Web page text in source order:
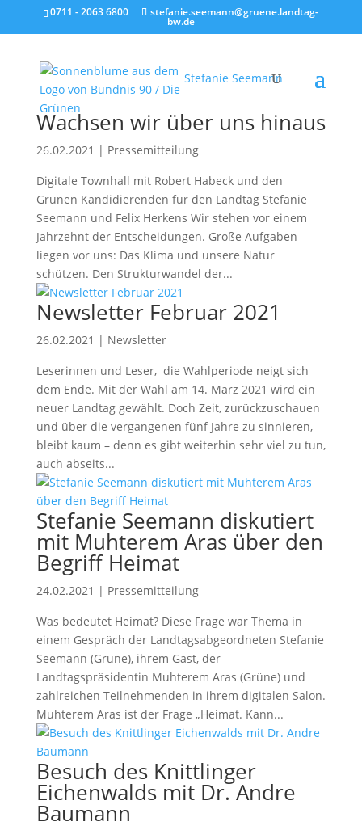
0711 - 2063 6800 stefanie.seemann@gruene.landtag-
bw.de
Stefanie Seemann
Wachsen wir über uns hinaus
26.02.2021 | Pressemitteilung
Digitale Townhall mit Robert Habeck und den
Grünen Kandidierenden für den Landtag Stefanie
Seemann und Felix Herkens Wir stehen vor einem
Jahrzehnt der Entscheidungen. Große Aufgaben
liegen vor uns: Das Klima und unsere Natur
schützen. Den Strukturwandel der...
Newsletter Februar 2021
26.02.2021 | Newsletter
Leserinnen und Leser, die Wahlperiode neigt sich
dem Ende. Mit der Wahl am 14. März 2021 wird ein
neuer Landtag gewählt. Doch Zeit, zurückzuschauen
und über die vergangenen fünf Jahre zu sinnieren,
bleibt kaum – denn es gibt weiterhin sehr viel zu tun,
auch abseits...
Stefanie Seemann diskutiert
mit Muhterem Aras über den
Begriff Heimat
24.02.2021 | Pressemitteilung
Was bedeutet Heimat? Diese Frage war Thema in
einem Gespräch der Landtagsabgeordneten Stefanie
Seemann (Grüne), ihrem Gast, der
Landtagspräsidentin Muhterem Aras (Grüne) und
zahlreichen Teilnehmenden in ihrem digitalen Salon.
Muhterem Aras ist der Frage „Heimat. Kann...
Besuch des Knittlinger
Eichenwalds mit Dr. Andre
Baumann